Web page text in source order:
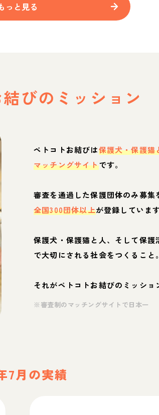
っと見る
びの ミッション
ペトコトお結びは保護犬・保護猫
マッチングサイトです。
審査を通過した保護団体のみ募集
全国300団体以上が登録しています
保護犬・保護猫と人、そして保
で大切にされる社会をつくること。
それがペトコトお結びのミッショ
※審査制のマッチングサイトで日本一
7月の実績